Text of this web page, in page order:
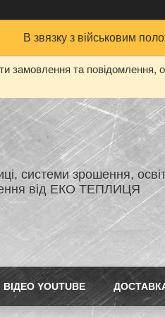
В звязку з військовим
та повідомлення,
системи зрошення,
від ЕКО ТЕПЛИЦЯ
ВІДЕО YOUTUBE